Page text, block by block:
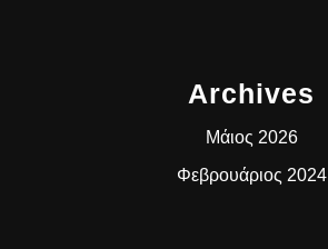
Archives
Μάιος 2026
Φεβρουάριος 2024